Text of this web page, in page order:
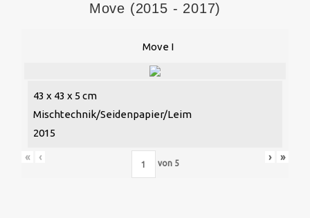
Move (2015 - 2017)
Move I
43 x 43 x 5 cm
Mischtechnik/Seidenpapier/Leim
2015
« ‹
von 5
› »